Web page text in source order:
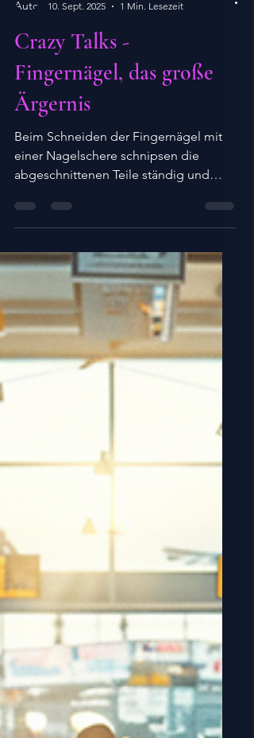
Dr. Klaus-Ulrich Moeller
10. Sept. 2025
1 Min. Lesezeit
Crazy Talks -
Fingernägel, das große
Ärgernis
Beim Schneiden der Fingernägel mit
einer Nagelschere schnipsen die
abgeschnittenen Teile ständig und
überall in der Gegend herum und